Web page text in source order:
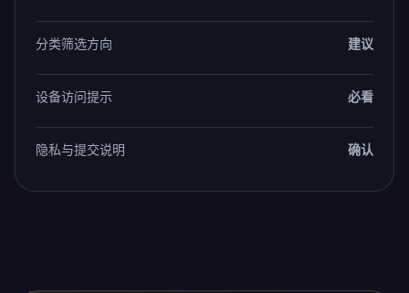
分类筛选方向 建议
设备访问提示 必看
隐私与提交说明 确认